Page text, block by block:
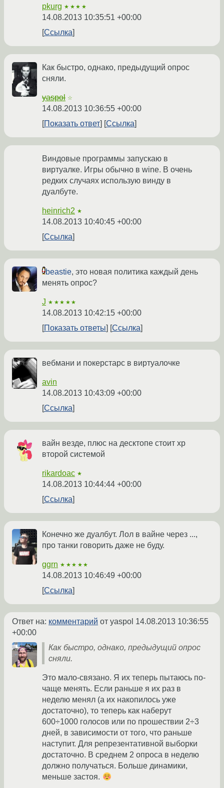
pkurg ★★★★
14.08.2013 10:35:51 +00:00
Ссылка
Как быстро, однако, предыдущий опрос
сняли.
yaspol ☆
14.08.2013 10:36:55 +00:00
Показать ответ
Ссылка
Виндовые программы запускаю в
виртуалке. Игры обычно в wine. В очень
редких случаях использую винду в
дуалбуте.
heinrich2 ★
14.08.2013 10:40:45 +00:00
Ссылка
beastie, это новая политика каждый день
менять опрос?
J ★★★★★
14.08.2013 10:42:15 +00:00
Показать ответы
Ссылка
вебмани и покерстарс в виртуалочке
avin
14.08.2013 10:43:09 +00:00
Ссылка
вайн везде, плюс на десктопе стоит xp
второй системой
rikardoac ★
14.08.2013 10:44:44 +00:00
Ссылка
Конечно же дуалбут. Лол в вайне через ...,
про танки говорить даже не буду.
ggrn ★★★★★
14.08.2013 10:46:49 +00:00
Ссылка
Ответ на: комментарий от yaspol 14.08.2013 10:36:55
+00:00
Как быстро, однако, предыдущий опрос
сняли.
Это мало-связано. Я их теперь пытаюсь по-
чаще менять. Если раньше я их раз в
неделю менял (а их накопилось уже
достаточно), то теперь как наберут
600÷1000 голосов или по прошествии 2÷3
дней, в зависимости от того, что раньше
наступит. Для репрезентативной выборки
достаточно. В среднем 2 опроса в неделю
должно получаться. Больше динамики,
меньше застоя.